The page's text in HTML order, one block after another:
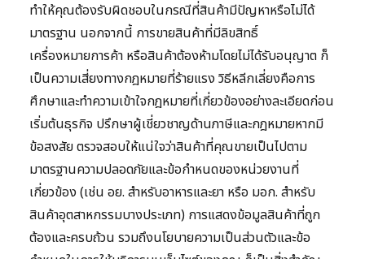
ทำให้คุณต้องรับผิดชอบในกรณีที่สินค้ามีปัญหาหรือไม่ได้
มาตรฐาน นอกจากนี้ การขายสินค้าที่มีลิขสิทธิ์
เครื่องหมายการค้า หรือสินค้าต้องห้ามโดยไม่ได้รับอนุญาต ก็
เป็นความเสี่ยงทางกฎหมายที่ร้ายแรง วิธีหลีกเลี่ยงคือการ
ศึกษาและทำความเข้าใจกฎหมายที่เกี่ยวข้องอย่างละเอียดก่อน
เริ่มต้นธุรกิจ ปรึกษาผู้เชี่ยวชาญด้านภาษีและกฎหมายหากมี
ข้อสงสัย ตรวจสอบให้แน่ใจว่าสินค้าที่คุณขายเป็นไปตาม
มาตรฐานความปลอดภัยและข้อกำหนดของหน่วยงานที่
เกี่ยวข้อง (เช่น อย. สำหรับอาหารและยา หรือ มอก. สำหรับ
สินค้าอุตสาหกรรมบางประเภท) การแสดงข้อมูลสินค้าที่ถูก
ต้องและครบถ้วน รวมถึงนโยบายความเป็นส่วนตัวและข้อ